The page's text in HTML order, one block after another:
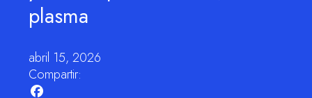
plasma
abril 15, 2026
Compartir: